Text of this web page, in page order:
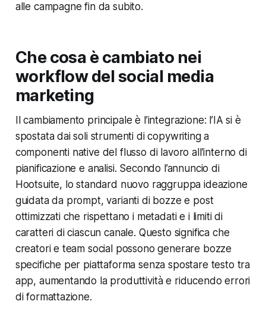
alle campagne fin da subito.
Che cosa è cambiato nei
workflow del social media
marketing
Il cambiamento principale è l’integrazione: l’IA si è
spostata dai soli strumenti di copywriting a
componenti native del flusso di lavoro all’interno di
pianificazione e analisi. Secondo l’annuncio di
Hootsuite, lo standard nuovo raggruppa ideazione
guidata da prompt, varianti di bozze e post
ottimizzati che rispettano i metadati e i limiti di
caratteri di ciascun canale. Questo significa che
creatori e team social possono generare bozze
specifiche per piattaforma senza spostare testo tra
app, aumentando la produttività e riducendo errori
di formattazione.